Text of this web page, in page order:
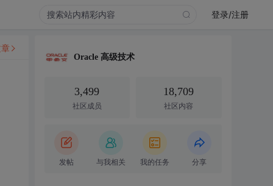
登录/注册
Oracle 高级技术
3,499
社区成员
18,709
社区内容
发帖 与我相关 我的任务 分享